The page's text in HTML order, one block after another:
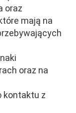
oraz
mają na
oraz na
kontaktu z